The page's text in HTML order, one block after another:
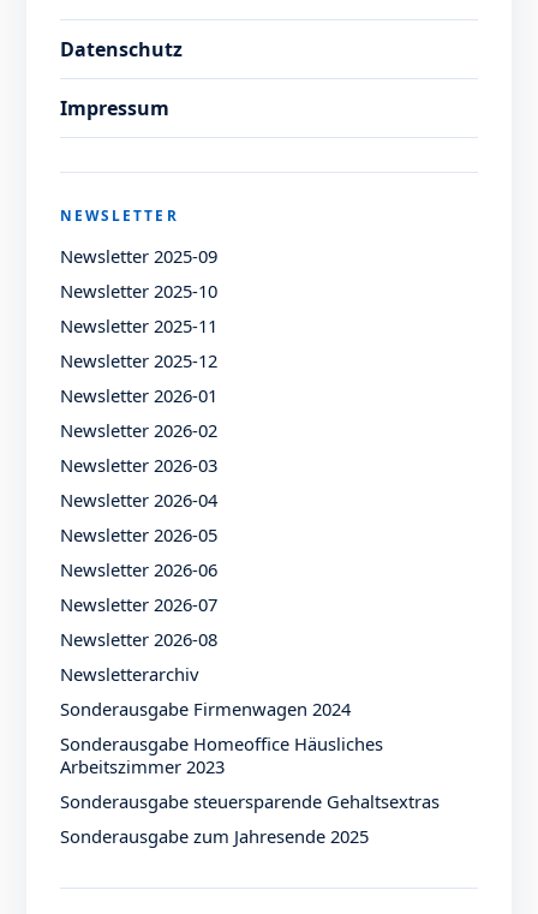
Datenschutz
Impressum
NEWSLETTER
Newsletter 2025-09
Newsletter 2025-10
Newsletter 2025-11
Newsletter 2025-12
Newsletter 2026-01
Newsletter 2026-02
Newsletter 2026-03
Newsletter 2026-04
Newsletter 2026-05
Newsletter 2026-06
Newsletter 2026-07
Newsletter 2026-08
Newsletterarchiv
Sonderausgabe Firmenwagen 2024
Sonderausgabe Homeoffice Häusliches
Arbeitszimmer 2023
Sonderausgabe steuersparende Gehaltsextras
Sonderausgabe zum Jahresende 2025